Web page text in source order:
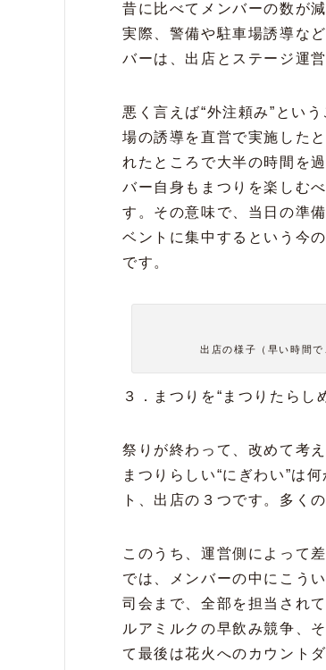
昔に比べてメンバーの数が
実際、警備や駐車場誘導な
バーは、出店とステージ運
悪く言えば“外注頼み”とい
場の誘導を直営で実施した
れたところで大半の時間を
バー自身もまつりを楽しむ
す。その意味で、当日の準
ベントに集中するという今
です。
出店の様子（早い時間で
３．まつりを“まつりたらし
祭りが終わって、改めて考
まつりらしい“にぎわい”は
ト、出店の３つです。多く
このうち、運営側によって
では、メンバーの中にこう
司会まで、全部を担当され
ルアミルクの早飲み競争、
て最後は花火へのカウント